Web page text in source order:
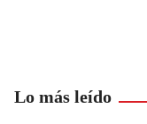
Lo más leído